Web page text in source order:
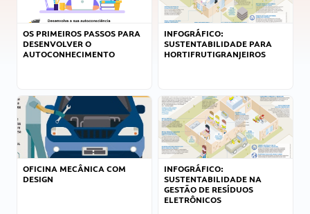
OS PRIMEIROS PASSOS PARA
DESENVOLVER O
AUTOCONHECIMENTO
INFOGRÁFICO:
SUSTENTABILIDADE PARA
HORTIFRUTIGRANJEIROS
OFICINA MECÂNICA COM
DESIGN
INFOGRÁFICO:
SUSTENTABILIDADE NA
GESTÃO DE RESÍDUOS
ELETRÔNICOS